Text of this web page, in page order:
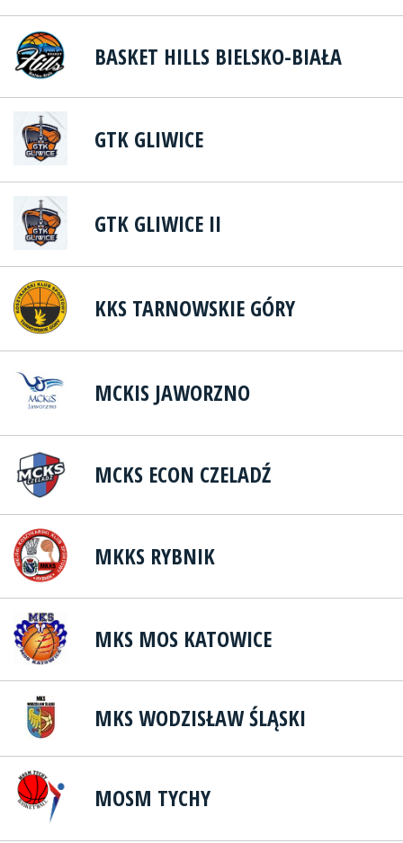
BASKET HILLS BIELSKO-BIAŁA
GTK GLIWICE
GTK GLIWICE II
KKS TARNOWSKIE GÓRY
MCKIS JAWORZNO
MCKS ECON CZELADŹ
MKKS RYBNIK
MKS MOS KATOWICE
MKS WODZISŁAW ŚLĄSKI
MOSM TYCHY